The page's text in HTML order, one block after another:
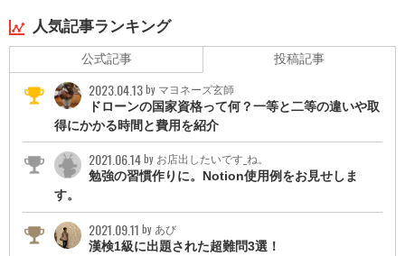
『試験合格』
祉住環境コーディネーター検定２級■環境社会（ｅｃｏ：エコ）
検定■予防技術検定（防火査察）■１級電気工事施工管理技士補
『技能講習修了』
■特定化学物質等作業主任者■有機溶剤作業主任者■第２種酸素欠
乏危険作業主任者■フォークリフト■鉛作業主任者■特定化学物質
及び四アルキル鉛等作業主任者
『講習修了』
■駐車監視員資格者■食品衛生責任者■甲種防火管理者■防災管理者
■特別管理産業廃棄物管理責任者■ＲＳＴトレーナー■家畜商■倉庫
管理主任者■特別管理産業廃棄物管理責任者（医療関係機関等）■
人気記事ランキング
公式記事 投稿記事
2023.04.13by マヨネーズ玄師
ドローンの国家資格って何？一等と二等の違いや取
得にかかる時間と費用を紹介
2021.06.14by お店出したいです_ね。
勉強の習慣作りに。Notion使用例をお見せしま
す。
2021.09.11 by あび
漢検1級に出題された超難問3選！